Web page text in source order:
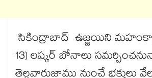
సికింద్రాబాద్​ ఉజ్జయిని
13) లష్కర్​ బోనాలు